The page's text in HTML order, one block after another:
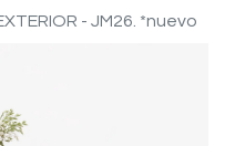
- JM26. *nuevo